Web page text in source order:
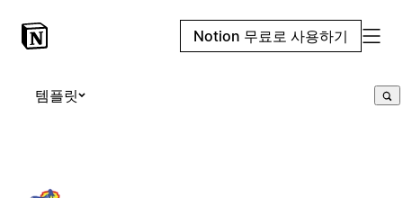
Notion 무료로 사용하기
템플릿